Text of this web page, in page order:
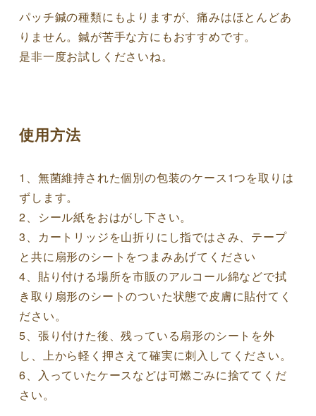
パッチ鍼の種類にもよりますが、痛みはほとんどあ
りません。鍼が苦手な方にもおすすめです。
是非一度お試しくださいね。
使用方法
1、無菌維持された個別の包装のケース1つを取りは
ずします。
2、シール紙をおはがし下さい。
3、カートリッジを山折りにし指ではさみ、テープ
と共に扇形のシートをつまみあげてください
4、貼り付ける場所を市販のアルコール綿などで拭
き取り扇形のシートのついた状態で皮膚に貼付てく
ださい。
5、張り付けた後、残っている扇形のシートを外
し、上から軽く押さえて確実に刺入してください。
6、入っていたケースなどは可燃ごみに捨ててくだ
さい。